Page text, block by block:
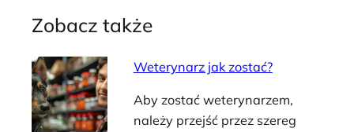
Zobacz także
Weterynarz jak zostać?
Aby zostać weterynarzem,
należy przejść przez szereg